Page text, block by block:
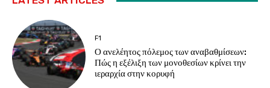
F1
Ο ανελέητος πόλεμος των αναβαθμίσεων:
Πώς η εξέλιξη των μονοθεσίων κρίνει την
ιεραρχία στην κορυφή